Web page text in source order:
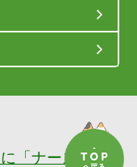
「ナースぷら